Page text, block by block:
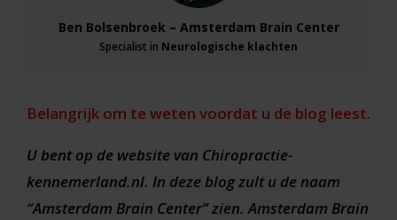
Ben Bolsenbroek – Amsterdam Brain Center
Specialist in Neurologische klachten
Belangrijk om te weten voordat u de blog leest.
U bent op de website van Chiropractie-
kennemerland.nl. In deze blog zult u de naam
“Amsterdam Brain Center” zien. Amsterdam Brain